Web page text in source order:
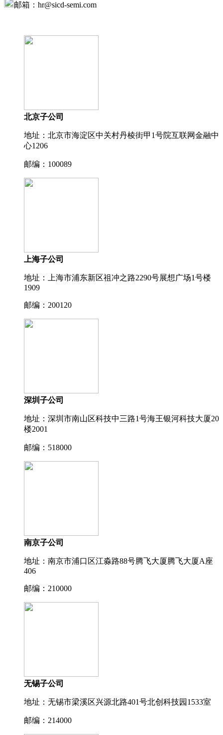
邮箱：hr@sicd-semi.com
北京子公司
地址：北京市海淀区中关村丹棱街甲1号院互联网金融中
心1206
邮编：100089
上海子公司
地址：上海市浦东新区祖冲之路2290号展想广场1号楼
1909
邮编：200120
深圳子公司
地址：深圳市南山区科技中三路1号海王银河科技大厦20
楼2001
邮编：518000
南京子公司
地址：南京市浦口区江淼路88号腾飞大厦腾飞大厦A座
406
邮编：210000
无锡子公司
地址：无锡市梁溪区兴源北路401号北创科技园1533室
邮编：214000